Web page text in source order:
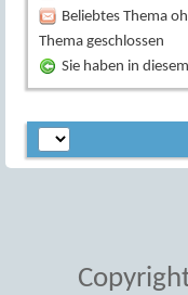
Beliebtes Thema
Thema geschlossen
Sie haben in